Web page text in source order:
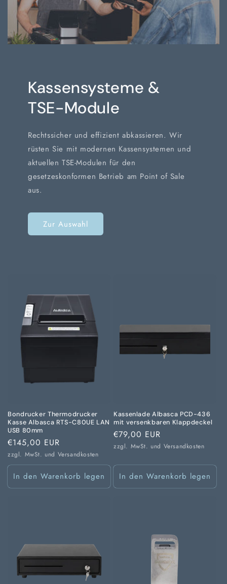
Kassensysteme &
TSE-Module
Rechtssicher und effizient abkassieren. Wir
rüsten Sie mit modernen Kassensystemen und
aktuellen TSE-Modulen für den
gesetzeskonformen Betrieb am Point of Sale
aus.
Zur Auswahl
Bondrucker Thermodrucker
Kasse Albasca RTS-C80UE LAN
USB 80mm
Normaler
Preis
€145,00 EUR
zzgl. MwSt. und Versandkosten
In den Warenkorb legen
Kassenlade Albasca PCD-436
mit versenkbaren Klappdeckel
Normaler
Preis
€79,00 EUR
zzgl. MwSt. und Versandkosten
In den Warenkorb legen